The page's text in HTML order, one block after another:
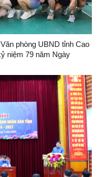
phòng UBND tỉnh Cao
niệm 79 năm Ngày